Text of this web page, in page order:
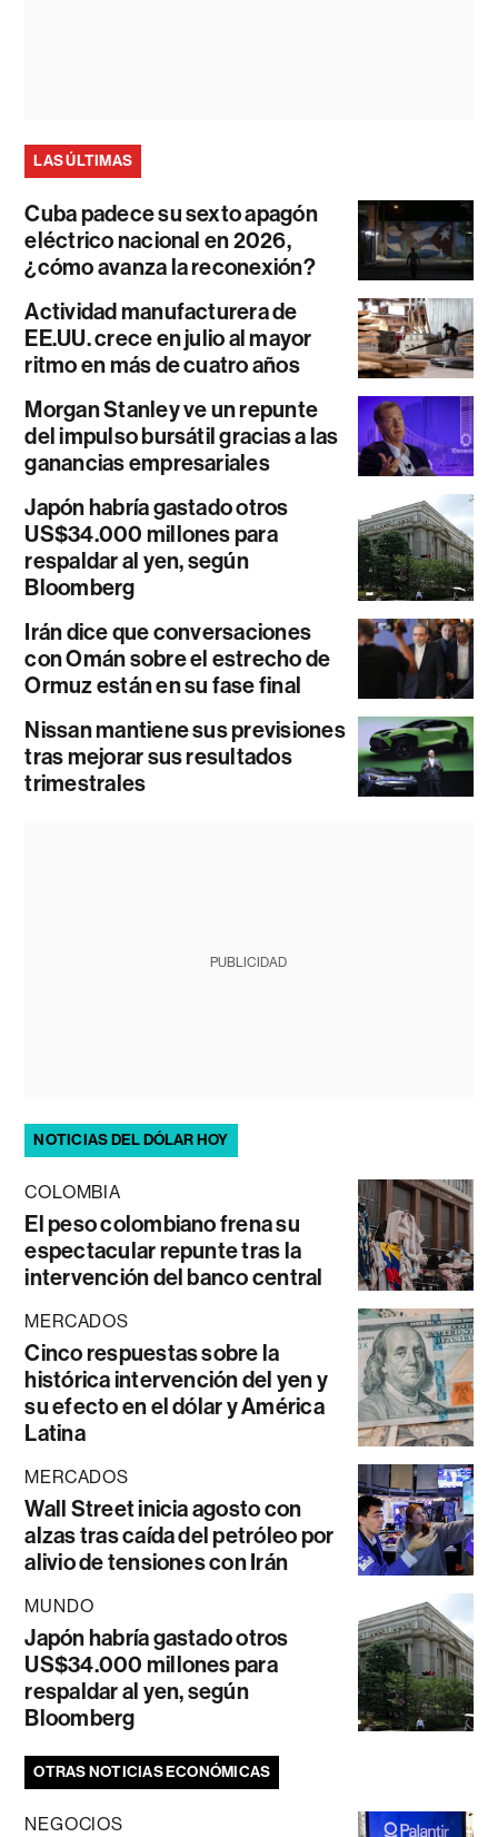
LAS ÚLTIMAS
Cuba padece su sexto apagón
eléctrico nacional en 2026,
¿cómo avanza la reconexión?
Actividad manufacturera de
EE.UU. crece en julio al mayor
ritmo en más de cuatro años
Morgan Stanley ve un repunte
del impulso bursátil gracias a las
ganancias empresariales
Japón habría gastado otros
US$34.000 millones para
respaldar al yen, según
Bloomberg
Irán dice que conversaciones
con Omán sobre el estrecho de
Ormuz están en su fase final
Nissan mantiene sus previsiones
tras mejorar sus resultados
trimestrales
PUBLICIDAD
NOTICIAS DEL DÓLAR HOY
COLOMBIA
El peso colombiano frena su
espectacular repunte tras la
intervención del banco central
MERCADOS
Cinco respuestas sobre la
histórica intervención del yen y
su efecto en el dólar y América
Latina
MERCADOS
Wall Street inicia agosto con
alzas tras caída del petróleo por
alivio de tensiones con Irán
MUNDO
Japón habría gastado otros
US$34.000 millones para
respaldar al yen, según
Bloomberg
OTRAS NOTICIAS ECONÓMICAS
NEGOCIOS